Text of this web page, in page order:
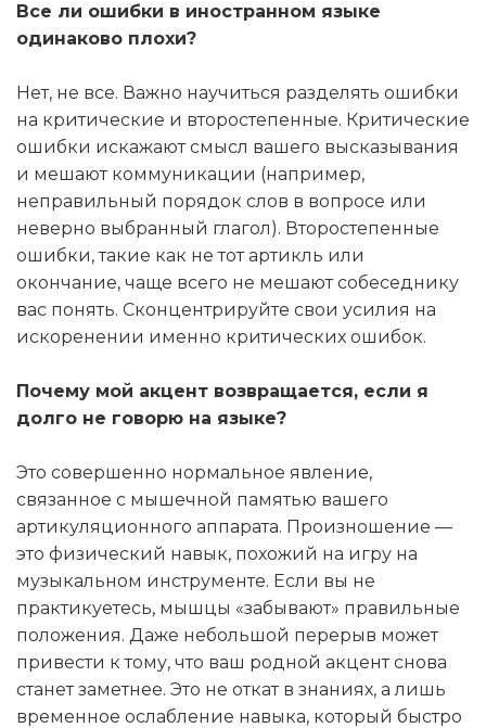
Все ли ошибки в иностранном языке
одинаково плохи?
Нет, не все. Важно научиться разделять ошибки
на критические и второстепенные. Критические
ошибки искажают смысл вашего высказывания
и мешают коммуникации (например,
неправильный порядок слов в вопросе или
неверно выбранный глагол). Второстепенные
ошибки, такие как не тот артикль или
окончание, чаще всего не мешают собеседнику
вас понять. Сконцентрируйте свои усилия на
искоренении именно критических ошибок.
Почему мой акцент возвращается, если я
долго не говорю на языке?
Это совершенно нормальное явление,
связанное с мышечной памятью вашего
артикуляционного аппарата. Произношение —
это физический навык, похожий на игру на
музыкальном инструменте. Если вы не
практикуетесь, мышцы «забывают» правильные
положения. Даже небольшой перерыв может
привести к тому, что ваш родной акцент снова
станет заметнее. Это не откат в знаниях, а лишь
временное ослабление навыка, который быстро